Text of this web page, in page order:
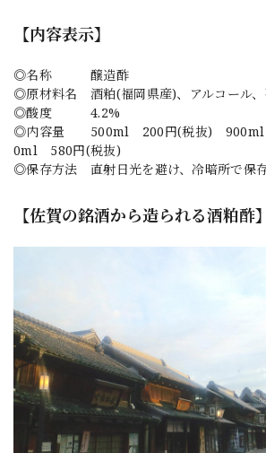
【内容表示】
◎名称 醸造酢
◎原材料名 酒粕(福岡県産)、アルコール
◎酸度 4.2%
◎内容量 500ml 200円(税抜) 900ml
0ml 580円(税抜)
◎保存方法 直射日光を避け、冷暗所で保存
【佐賀の銘酒から造られる酒粕酢】